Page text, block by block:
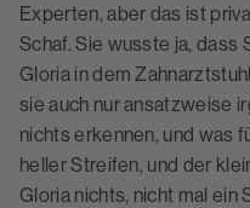
Experten, aber das ist
Schaf. Sie wusste ja, dass
Gloria in dem
sie auch nur ansatzweise
nichts erkennen, und was
heller Streifen, und der
Gloria nichts, nicht mal ein